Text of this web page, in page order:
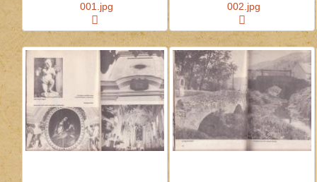
001.jpg 002.jpg